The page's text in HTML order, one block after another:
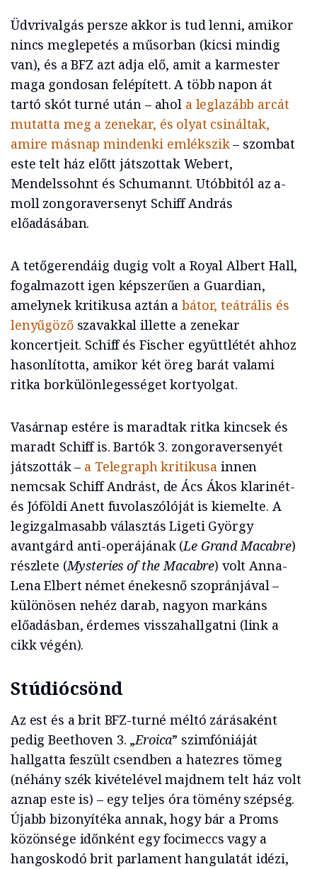
Üdvrivalgás persze akkor is tud lenni, amikor
nincs meglepetés a műsorban (kicsi mindig
van), és a BFZ azt adja elő, amit a karmester
maga gondosan felépített. A több napon át
tartó skót turné után – ahol a leglazább arcát
mutatta meg a zenekar, és olyat csináltak,
amire másnap mindenki emlékszik– szombat
este telt ház előtt játszottak Webert,
Mendelssohnt és Schumannt. Utóbbitól az a-
moll zongoraversenyt Schiff András
előadásában.
A tetőgerendáig dugig volt a Royal Albert Hall,
fogalmazott igen képszerűen a Guardian,
amelynek kritikusa aztán abátor, teátrális és
lenyűgözőszavakkal illette a zenekar
koncertjeit. Schiff és Fischer együttlétét ahhoz
hasonlította, amikor két öreg barát valami
ritka borkülönlegességet kortyolgat.
Vasárnap estére is maradtak ritka kincsek és
maradt Schiff is. Bartók 3. zongoraversenyét
játszották – a Telegraph kritikusa innen
nemcsak Schiff Andrást, de Ács Ákos klarinét-
és Jóföldi Anett fuvolaszólóját is kiemelte. A
legizgalmasabb választás Ligeti György
avantgárd anti-operájának (Le Grand Macabre)
részlete (Mysteries of the Macabre) volt Anna-
Lena Elbert német énekesnő szopránjával –
különösen nehéz darab, nagyon markáns
előadásban, érdemes visszahallgatni (link a
cikk végén).
Stúdiócsönd
Az est és a brit BFZ-turné méltó zárásaként
pedig Beethoven 3. „Eroica” szimfóniáját
hallgatta feszült csendben a hatezres tömeg
(néhány szék kivételével majdnem telt ház volt
aznap este is) – egy teljes óra tömény szépség.
Újabb bizonyítéka annak, hogy bár a Proms
közönsége időnként egy focimeccs vagy a
hangoskodó brit parlament hangulatát idézi,